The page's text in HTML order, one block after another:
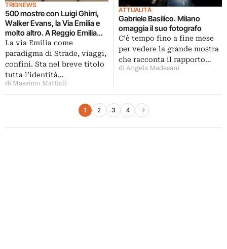
TRIBNEWS
500 mostre con Luigi Ghirri,
Walker Evans, la Via Emilia e
molto altro. A Reggio Emilia
parte il festival Fotografia
Europea. Le immagini dalla
preview
La via Emilia come
paradigma di Strade, viaggi,
confini. Sta nel breve titolo
tutta l’identità…
di Massimo Mattioli
ATTUALITÀ
Gabriele Basilico. Milano
omaggia il suo fotografo
C’è tempo fino a fine mese
per vedere la grande mostra
che racconta il rapporto…
di Angela Madesani
Paginazione degli articoli
1 2 3 4
Pagina successiva